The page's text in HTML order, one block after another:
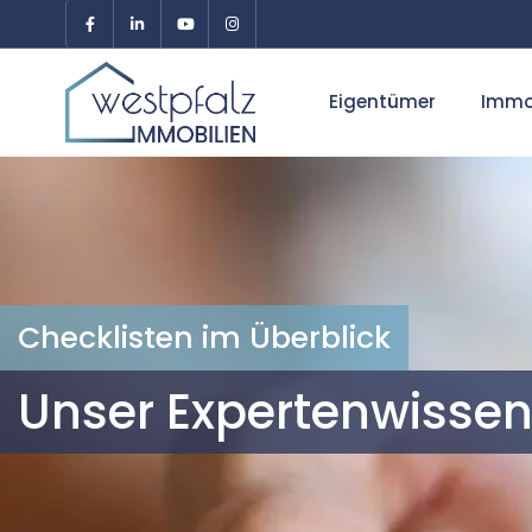
Eigentümer
Checklisten im Überblick
Unser